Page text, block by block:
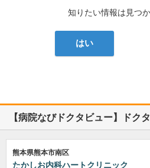
知りたい情報は見つ
はい
【病院なびドクタビュー】ドク
熊本県熊本市南区
たかしお内科ハートクリニック